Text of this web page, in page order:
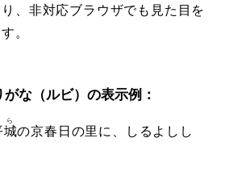
、非対応ブラウザでも見た目を
。
な（ルビ）の表示例：
城
ら
の京春日の里に、しるよしし